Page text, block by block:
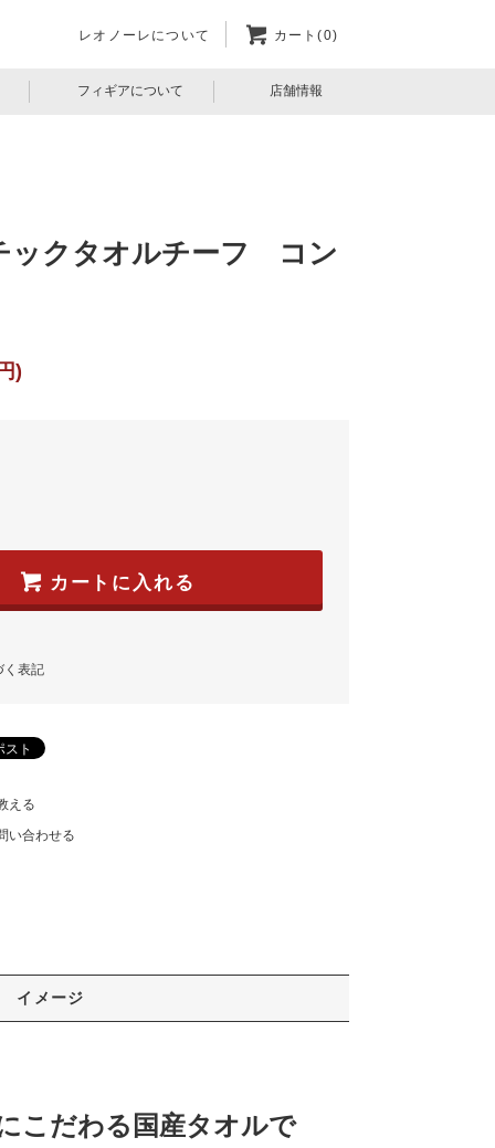
レオノーレについて カート(0)
フィギアについて 店舗情報
ックタオルチーフ コン
)
カートに入れる
く表記
える
い合わせる
イメージ
こだわる国産タオルで